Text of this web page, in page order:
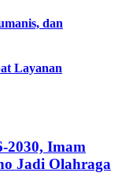
dan
Layanan
2030, Imam
Jadi Olahraga